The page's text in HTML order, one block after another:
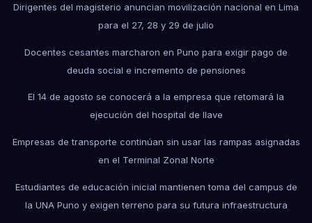
Dirigentes del magisterio anuncian movilización nacional en Lima
para el 27, 28 y 29 de julio
Docentes cesantes marcharon en Puno para exigir pago de
deuda social e incremento de pensiones
El 14 de agosto se conocerá a la empresa que retomará la
ejecución del hospital de Ilave
Empresas de transporte continúan sin usar las rampas asignadas
en el Terminal Zonal Norte
Estudiantes de educación inicial mantienen toma del campus de
la UNA Puno y exigen terreno para su futura infraestructura